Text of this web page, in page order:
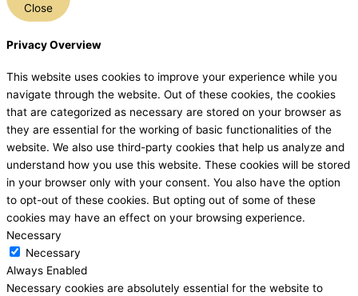
Close
Privacy Overview
This website uses cookies to improve your experience while you
navigate through the website. Out of these cookies, the cookies
that are categorized as necessary are stored on your browser as
they are essential for the working of basic functionalities of the
website. We also use third-party cookies that help us analyze and
understand how you use this website. These cookies will be stored
in your browser only with your consent. You also have the option
to opt-out of these cookies. But opting out of some of these
cookies may have an effect on your browsing experience.
Necessary
Necessary
Always Enabled
Necessary cookies are absolutely essential for the website to